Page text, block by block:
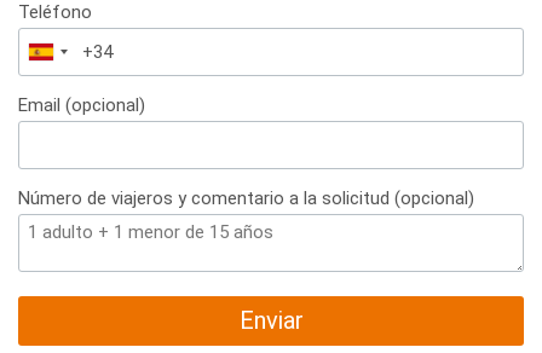
Teléfono
España
+34
Email (opcional)
Número de viajeros y comentario a la solicitud (opcional)
Enviar